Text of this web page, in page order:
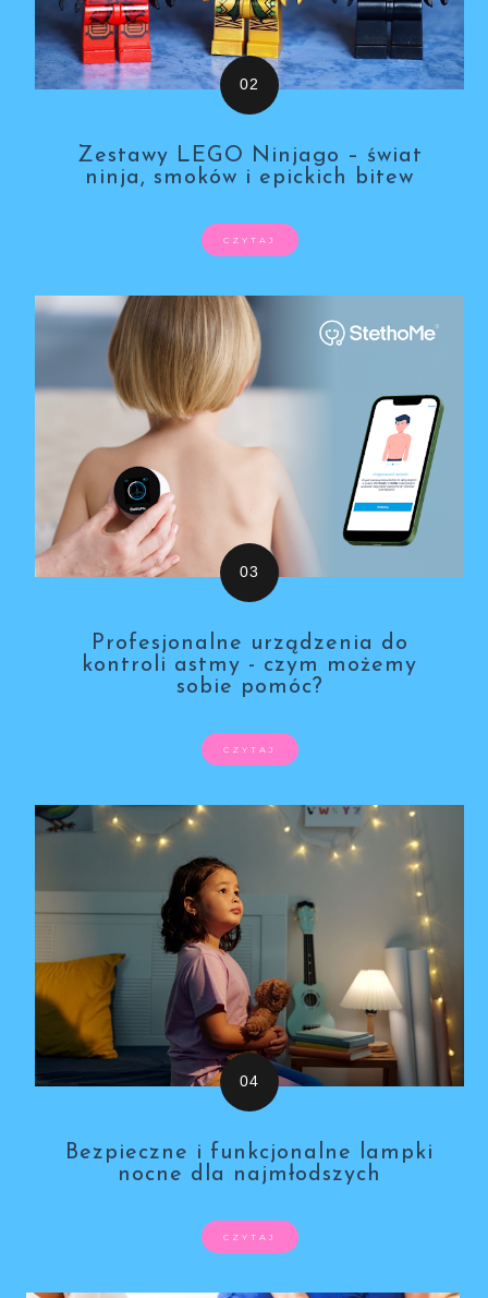
Zestawy LEGO Ninjago – świat
ninja, smoków i epickich bitew
CZYTAJ
Profesjonalne urządzenia do
kontroli astmy - czym możemy
sobie pomóc?
CZYTAJ
Bezpieczne i funkcjonalne lampki
nocne dla najmłodszych
CZYTAJ